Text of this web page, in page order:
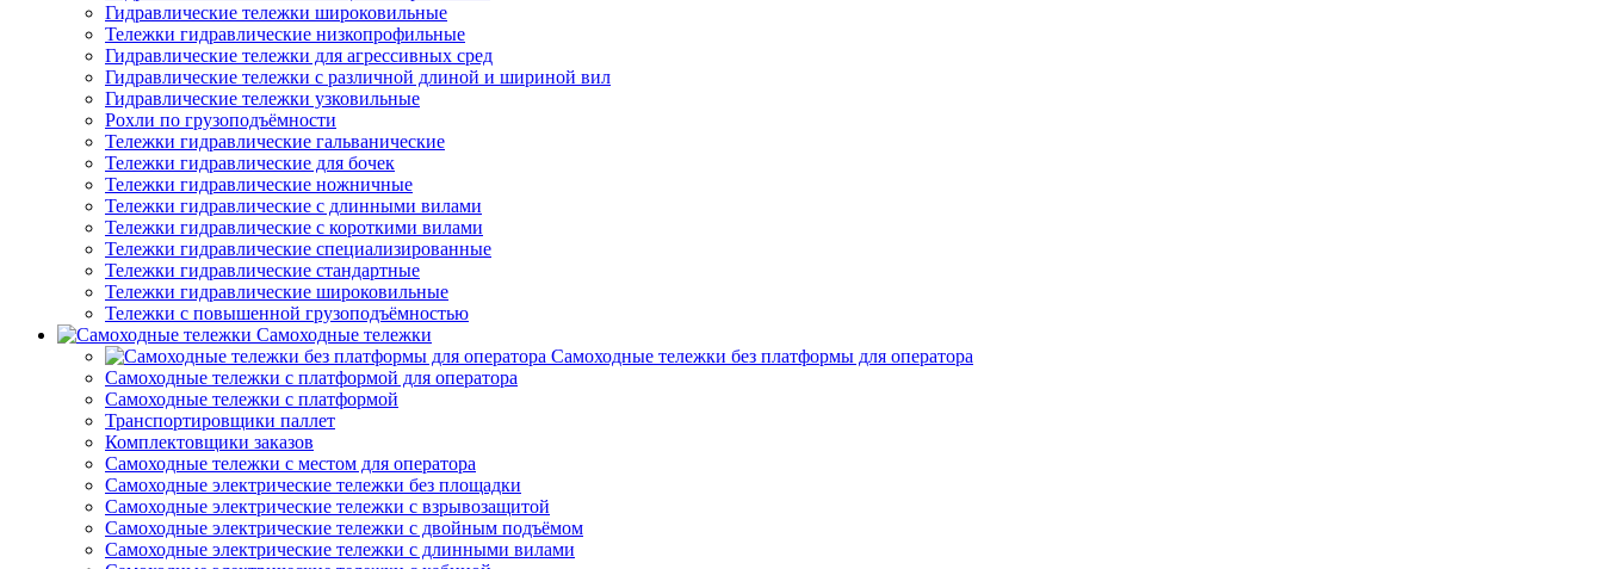
Гидравлические тележки широковильные
Тележки гидравлические низкопрофильные
Гидравлические тележки для агрессивных сред
Гидравлические тележки с различной длиной и шириной вил
Гидравлические тележки узковильные
Рохли по грузоподъёмности
Тележки гидравлические гальванические
Тележки гидравлические для бочек
Тележки гидравлические ножничные
Тележки гидравлические с длинными вилами
Тележки гидравлические с короткими вилами
Тележки гидравлические специализированные
Тележки гидравлические стандартные
Тележки гидравлические широковильные
Тележки с повышенной грузоподъёмностью
Самоходные тележки
Самоходные тележки без платформы для оператора
Самоходные тележки с платформой для оператора
Самоходные тележки с платформой
Транспортировщики паллет
Комплектовщики заказов
Самоходные тележки с местом для оператора
Самоходные электрические тележки без площадки
Самоходные электрические тележки с взрывозащитой
Самоходные электрические тележки с двойным подъёмом
Самоходные электрические тележки с длинными вилами